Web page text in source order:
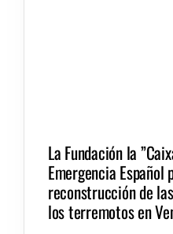
La Fundación la
Emergencia
reconstrucción de
los terremotos en